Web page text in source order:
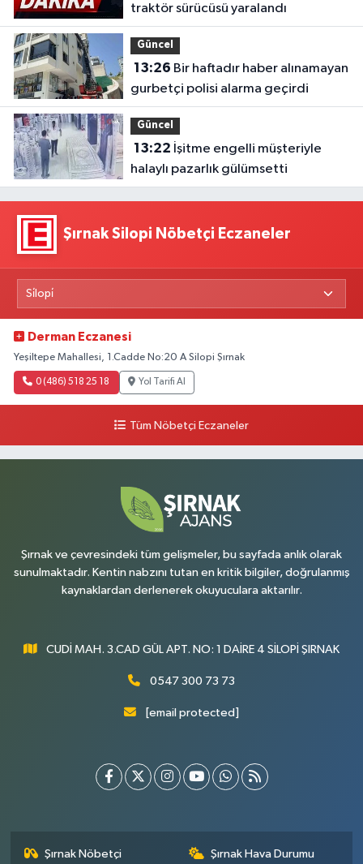
traktör sürücüsü yaralandı
Güncel
13:26
gurbetçi polisi alarma geçirdi
Güncel
13:22
halaylı pazarlık gülümsetti
Şırnak Silopi Nöbetçi Eczaneler
Derman Eczanesi
Yeşiltepe Mahallesi, 1.Cadde No:20 A Silopi Şırnak
0 (486) 518 25 18 Yol Tarifi Al
Tüm Nöbetçi Eczaneler
Şırnak ve çevresindeki tüm gelişmeler, bu sayfada anlık olarak
sunulmaktadır. Kentin nabzını tutan en kritik bilgiler, doğrulanmış
kaynaklardan derlenerek okuyuculara aktarılır.
CUDİ MAH. 3.CAD GÜL APT. NO: 1 DAİRE 4 SİLOPİ ŞIRNAK
0547 300 73 73
[email protected]
Şırnak Nöbetçi Şırnak Hava Durumu